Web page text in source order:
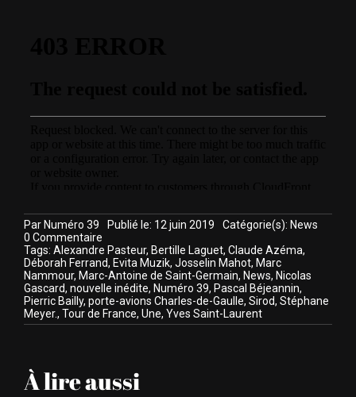
Par Numéro 39 Publié le: 12 juin 2019 Catégorie(s): News
0 Commentaireon
La
quatrième
édition
de
Numéro
39
est
Tags: Alexandre Pasteur, Bertille Laguet, Claude Azéma,
Déborah Ferrand, Evita Muzik, Josselin Mahot, Marc
Nammour, Marc-Antoine de Saint-Germain, News, Nicolas
Gascard, nouvelle inédite, Numéro 39, Pascal Béjeannin,
Pierric Bailly, porte-avions Charles-de-Gaulle, Sirod, Stéphane
Meyer., Tour de France, Une, Yves Saint-Laurent
À lire aussi